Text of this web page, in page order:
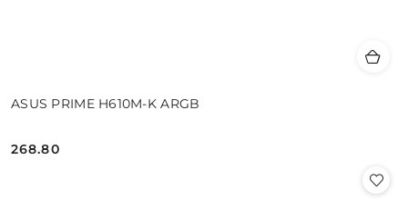
ASUS PRIME H610M-K ARGB
Cena:
268.80